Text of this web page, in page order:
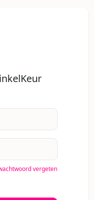
vergeten